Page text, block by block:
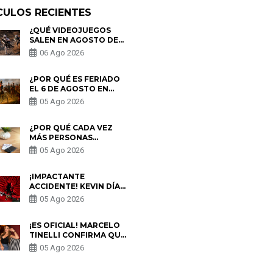
RECIENTES
¿QUÉ VIDEOJUEGOS
SALEN EN AGOSTO DE
2026? ESTOS SON LOS
ESTRENOS MÁS
06 Ago 2026
¿POR QUÉ ES FERIADO
EL 6 DE AGOSTO EN
PERÚ? ESTA ES LA
HISTORIA
05 Ago 2026
¿POR QUÉ CADA VEZ
MÁS PERSONAS
UTILIZAN UNA VPN
PARA PROTEGER SU
05 Ago 2026
¡IMPACTANTE
ACCIDENTE! KEVIN DÍAZ
CAE DESDE OCHO
METROS EN “ESTO ES
PREOCUPACIÓN
05 Ago 2026
¡ES OFICIAL! MARCELO
TINELLI CONFIRMA QUE
REGRESÓ CON MILETT
FIGUEROA: “EL AMOR
05 Ago 2026